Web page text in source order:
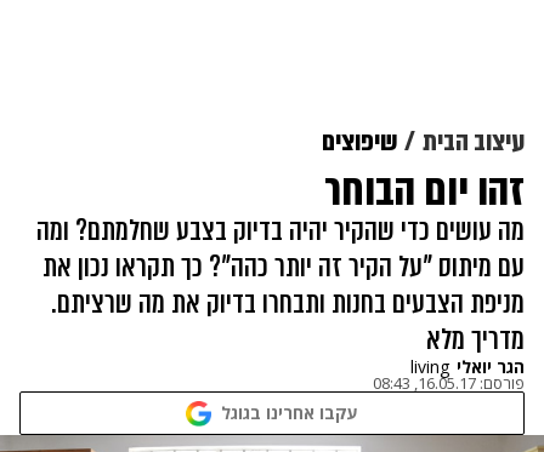
עיצוב הבית שיפוצים
זהו יום הבוחר
מה עושים כדי שהקיר יהיה בדיוק בצבע שחלמתם? ומה
עם מיתוס "על הקיר זה יותר כהה"? כך תקראו נכון את
מניפת הצבעים בחנות ותבחרו בדיוק את מה שרציתם.
מדריך מלא
הגר יואלי living
פורסם: 16.05.17, 08:43
עקבו אחרינו בגוגל